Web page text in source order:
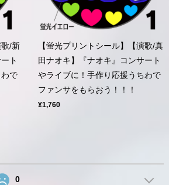
歌/新
ト
で
【蛍光プリントシール】【演歌/真
田ナオキ】『ナオキ』コンサート
やライブに！手作り応援うちわで
ファンサをもらおう！！！
¥1,760
0